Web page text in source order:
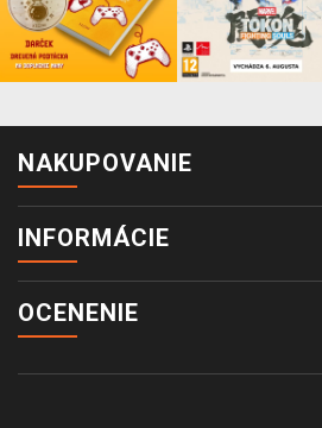
NAKUPOVANIE
INFORMÁCIE
OCENENIE